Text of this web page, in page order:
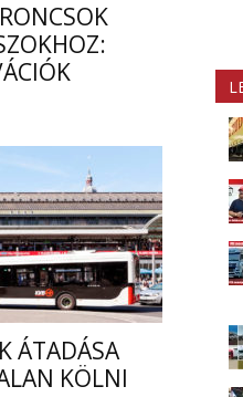
ÁTADÁSA
KÖLNI